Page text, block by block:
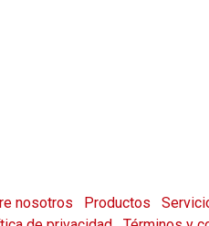
nosotros Productos